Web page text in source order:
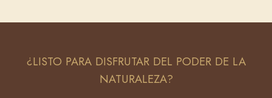
¿LISTO PARA DISFRUTAR DEL PODER DE LA
NATURALEZA?